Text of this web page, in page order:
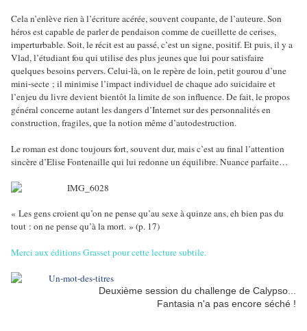
Cela n’enlève rien à l’écriture acérée, souvent coupante, de l’auteure. Son
héros est capable de parler de pendaison comme de cueillette de cerises,
imperturbable. Soit, le récit est au passé, c’est un signe, positif. Et puis, il y a
Vlad, l’étudiant fou qui utilise des plus jeunes que lui pour satisfaire
quelques besoins pervers. Celui-là, on le repère de loin, petit gourou d’une
mini-secte ; il minimise l’impact individuel de chaque ado suicidaire et
l’enjeu du livre devient bientôt la limite de son influence. De fait, le propos
général concerne autant les dangers d’Internet sur des personnalités en
construction, fragiles, que la notion même d’autodestruction.
Le roman est donc toujours fort, souvent dur, mais c’est au final l’attention
sincère d’Elise Fontenaille qui lui redonne un équilibre. Nuance parfaite…
« Les gens croient qu’on ne pense qu’au sexe à quinze ans, eh bien pas du
tout : on ne pense qu’à la mort. » (p. 17)
Merci aux éditions Grasset pour cette lecture subtile.
Deuxième session du challenge de Calypso...
Fantasia n'a pas encore séché !